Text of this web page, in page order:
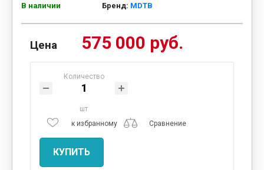
В наличии Бренд: MDTB
Цена 575 000 руб.
Количество
шт
к избранному
Сравнение
КУПИТЬ